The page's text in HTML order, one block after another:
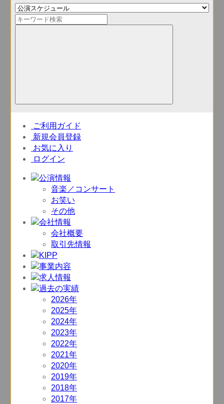
ご利用ガイド
新規会員登録
お気に入り
ログイン
音楽／コンサート
お笑い
その他
会社概要
取引先情報
2026年
2025年
2024年
2023年
2022年
2021年
2020年
2019年
2018年
2017年